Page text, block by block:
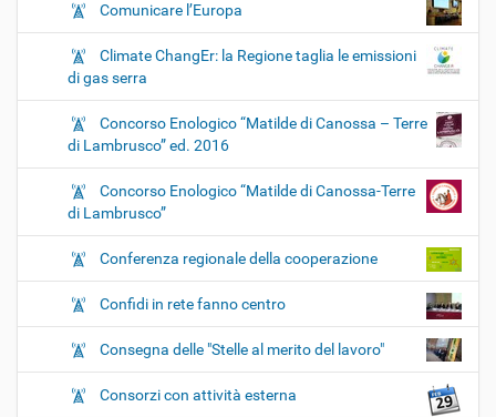
Comunicare l’Europa
Climate ChangEr: la Regione taglia le emissioni
di gas serra
Concorso Enologico “Matilde di Canossa – Terre
di Lambrusco” ed. 2016
Concorso Enologico “Matilde di Canossa-Terre
di Lambrusco”
Conferenza regionale della cooperazione
Confidi in rete fanno centro
Consegna delle "Stelle al merito del lavoro"
Consorzi con attività esterna